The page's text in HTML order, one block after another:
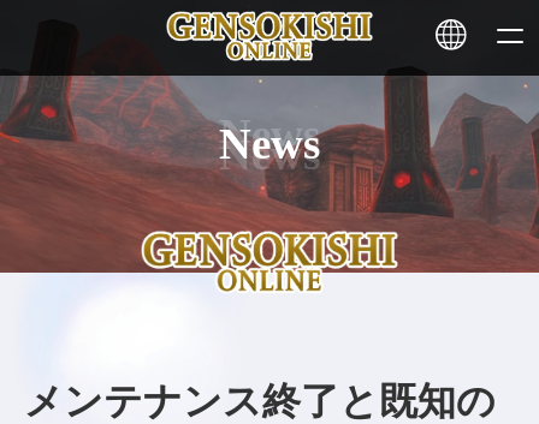
ニュース
ステーキング
News
メンテナンス終了と既知の